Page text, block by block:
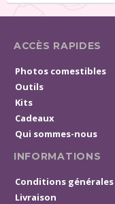
ACCÈS RAPIDES
Photos comestibles
Outils
Kits
Cadeaux
Qui sommes-nous
INFORMATIONS
Conditions générales
Livraison